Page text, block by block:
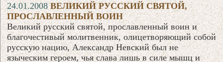
24.01.2008ВЕЛИКИЙ РУССКИЙ СВЯТОЙ,
ПРОСЛАВЛЕННЫЙ ВОИН
Великий русский святой, прославленный воин и
благочестивый молитвенник, олицетворяющий собой
русскую нацию, Александр Невский был не
языческим героем, чья слава лишь в силе мышц и